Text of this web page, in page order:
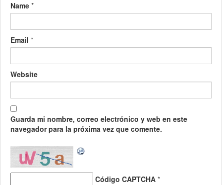
Name *
Email *
Website
Guarda mi nombre, correo electrónico y web en este
navegador para la próxima vez que comente.
Código CAPTCHA *